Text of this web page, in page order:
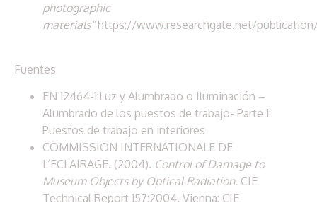
photographic
materials”https://www.researchgate.net/
Fuentes
EN 12464-1:Luz y Alumbrado o Iluminación –
Alumbrado de los puestos de trabajo- Parte 1:
Puestos de trabajo en interiores
COMMISSION INTERNATIONALE DE
L’ECLAIRAGE. (2004). Control of Damage to
Museum Objects by Optical Radiation. CIE
Technical Report 157:2004. Vienna: CIE